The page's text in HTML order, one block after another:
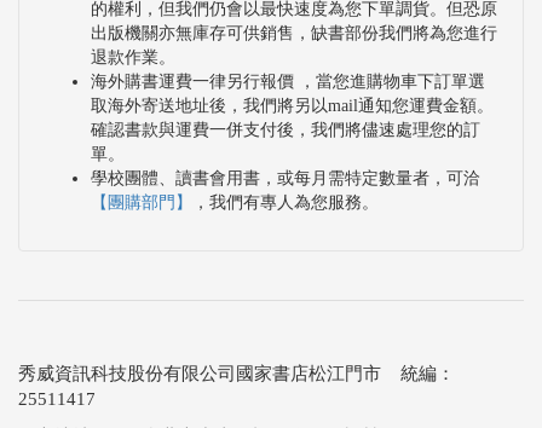
的權利，但我們仍會以最快速度為您下單調貨。但恐原
出版機關亦無庫存可供銷售，缺書部份我們將為您進行
退款作業。
海外購書運費一律另行報價 ，當您進購物車下訂單選
取海外寄送地址後，我們將另以mail通知您運費金額。
確認書款與運費一併支付後，我們將儘速處理您的訂
單。
學校團體、讀書會用書，或每月需特定數量者，可洽
【團購部門】
，我們有專人為您服務。
秀威資訊科技股份有限公司國家書店松江門市 統編：
25511417